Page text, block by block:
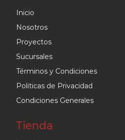
Inicio
Nosotros
Proyectos
Sucursales
Términos y Condiciones
Politicas de Privacidad
Condiciones Generales
Tienda